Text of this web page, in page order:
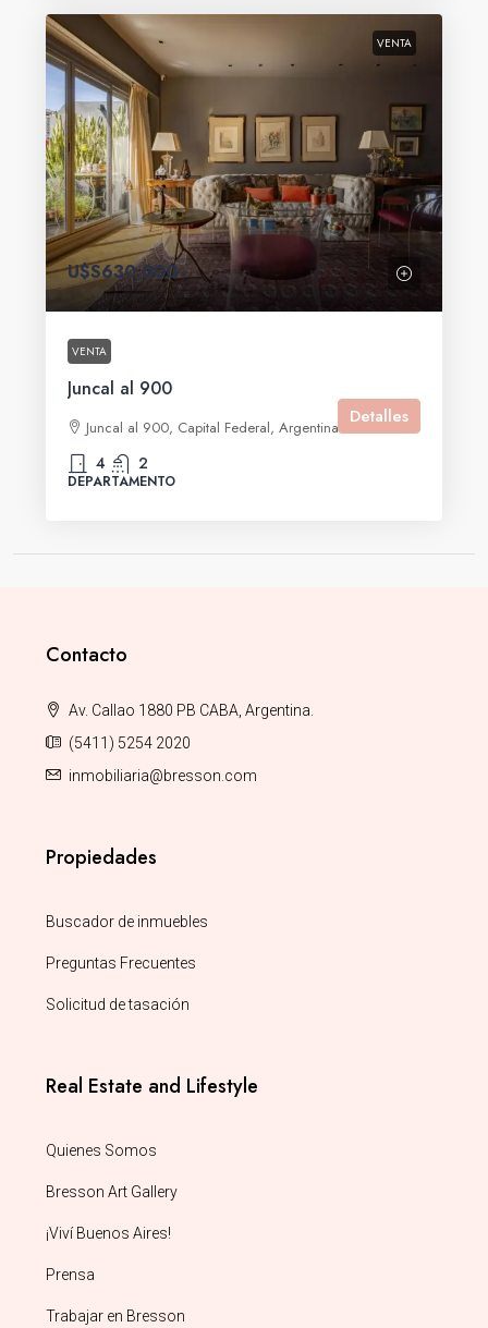
VENTA
U$S630,000
VENTA
Juncal al 900
Juncal al 900, Capital Federal, Argentina
4 2
DEPARTAMENTO
Detalles
Contacto
Av. Callao 1880 PB CABA, Argentina.
(5411) 5254 2020
inmobiliaria@bresson.com
Propiedades
Buscador de inmuebles
Preguntas Frecuentes
Solicitud de tasación
Real Estate and Lifestyle
Quienes Somos
Bresson Art Gallery
¡Viví Buenos Aires!
Prensa
Trabajar en Bresson